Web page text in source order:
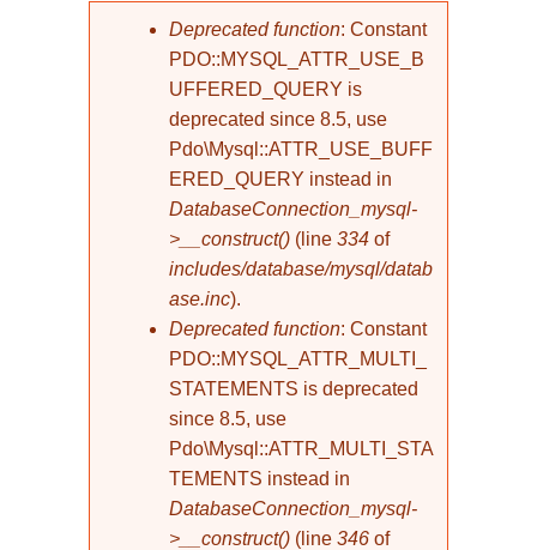
Fehlermeldung
Deprecated function: Constant
PDO::MYSQL_ATTR_USE_B
UFFERED_QUERY is
deprecated since 8.5, use
Pdo\Mysql::ATTR_USE_BUFF
ERED_QUERY instead in
DatabaseConnection_mysql-
>__construct() (line 334 of
includes/database/mysql/datab
ase.inc).
Deprecated function: Constant
PDO::MYSQL_ATTR_MULTI_
STATEMENTS is deprecated
since 8.5, use
Pdo\Mysql::ATTR_MULTI_STA
TEMENTS instead in
DatabaseConnection_mysql-
>__construct() (line 346 of